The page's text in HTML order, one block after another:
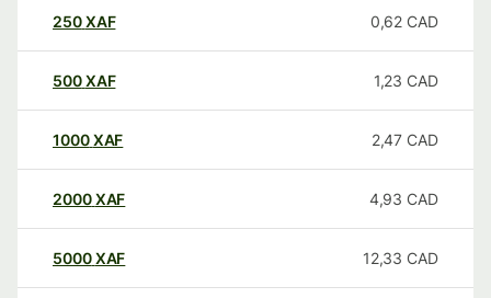
250XAF 0,62 CAD
500XAF 1,23 CAD
1000XAF 2,47 CAD
2000XAF 4,93 CAD
5000XAF 12,33 CAD